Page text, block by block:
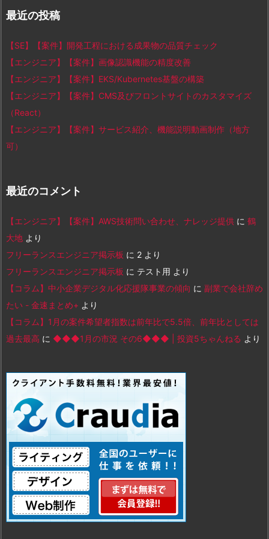
最近の投稿
【SE】【案件】開発工程における成果物の品質チェック
【エンジニア】【案件】画像認識機能の精度改善
【エンジニア】【案件】EKS/Kubernetes基盤の構築
【エンジニア】【案件】CMS及びフロントサイトのカスタマイズ
（React）
【エンジニア】【案件】サービス紹介、機能説明動画制作（地方
可）
最近のコメント
【エンジニア】【案件】AWS技術問い合わせ、ナレッジ提供 に 鶴
大地 より
フリーランスエンジニア掲示板 に 2 より
フリーランスエンジニア掲示板 に テスト用 より
【コラム】中小企業デジタル化応援隊事業の傾向 に 副業で会社辞め
たい - 金速まとめ+ より
【コラム】1月の案件希望者指数は前年比で5.5倍、前年比としては
過去最高 に ◆◆◆1月の市況 その6◆◆◆ | 投資5ちゃんねる より